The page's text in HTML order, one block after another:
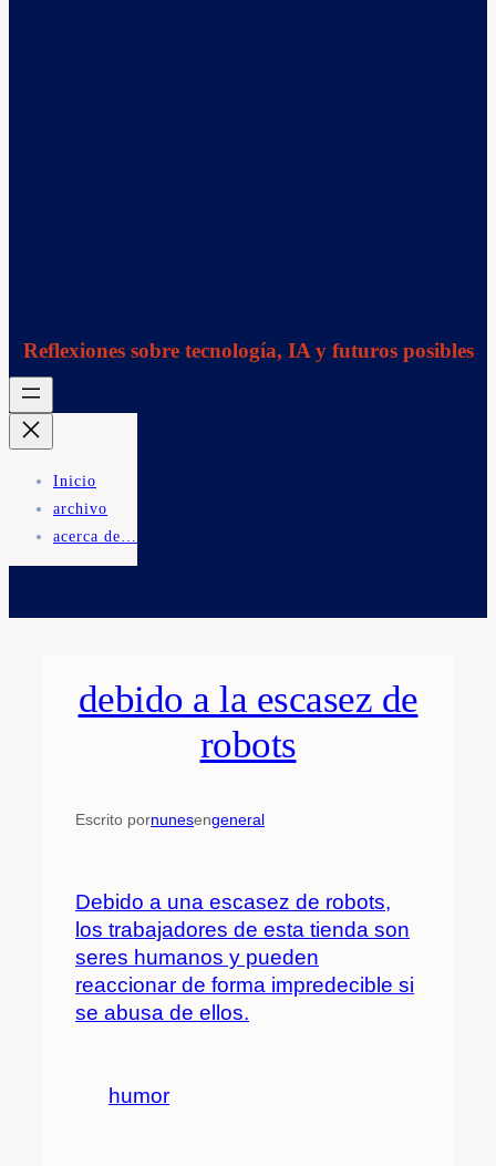
Reflexiones sobre tecnología, IA y futuros posibles
Inicio
archivo
acerca de…
debido a la escasez de
robots
Escrito pornunesengeneral
Debido a una escasez de robots,
los trabajadores de esta tienda son
seres humanos y pueden
reaccionar de forma impredecible si
se abusa de ellos.
humor